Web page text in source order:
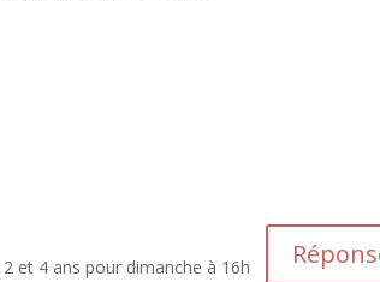
et 4 ans pour dimanche à 16h